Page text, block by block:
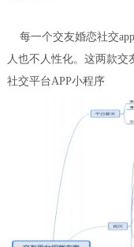
每一个交友婚恋社交
人也不人性化。这两款交
社交平台APP小程序